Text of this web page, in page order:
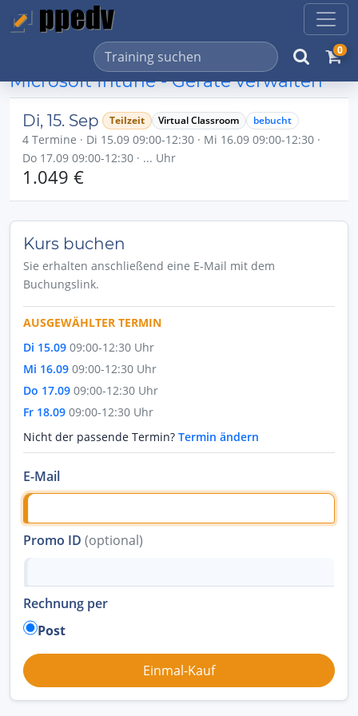
0
Microsoft Intune - Geräte verwalten
Di, 15. Sep Teilzeit Virtual Classroom bebucht
4 Termine · Di 15.09 09:00-12:30 · Mi 16.09 09:00-12:30 ·
Do 17.09 09:00-12:30 · ... Uhr
1.049 €
Kurs buchen
Sie erhalten anschließend eine E-Mail mit dem
Buchungslink.
AUSGEWÄHLTER TERMIN
Di 15.09 09:00-12:30 Uhr
Mi 16.09 09:00-12:30 Uhr
Do 17.09 09:00-12:30 Uhr
Fr 18.09 09:00-12:30 Uhr
Nicht der passende Termin? Termin ändern
E-Mail
Promo ID (optional)
Rechnung per
Post